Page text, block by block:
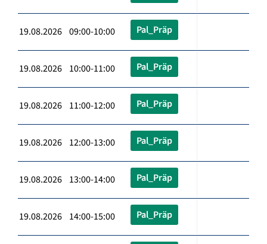
19.08.2026 09:00-10:00 Pal_Präp
19.08.2026 10:00-11:00 Pal_Präp
19.08.2026 11:00-12:00 Pal_Präp
19.08.2026 12:00-13:00 Pal_Präp
19.08.2026 13:00-14:00 Pal_Präp
19.08.2026 14:00-15:00 Pal_Präp